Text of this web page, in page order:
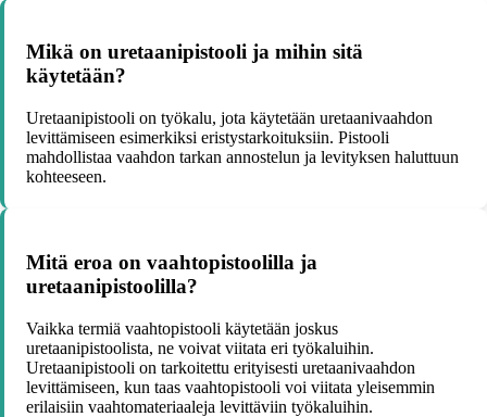
Mikä on uretaanipistooli ja mihin sitä
käytetään?
Uretaanipistooli on työkalu, jota käytetään uretaanivaahdon
levittämiseen esimerkiksi eristystarkoituksiin. Pistooli
mahdollistaa vaahdon tarkan annostelun ja levityksen haluttuun
kohteeseen.
Mitä eroa on vaahtopistoolilla ja
uretaanipistoolilla?
Vaikka termiä vaahtopistooli käytetään joskus
uretaanipistoolista, ne voivat viitata eri työkaluihin.
Uretaanipistooli on tarkoitettu erityisesti uretaanivaahdon
levittämiseen, kun taas vaahtopistooli voi viitata yleisemmin
erilaisiin vaahtomateriaaleja levittäviin työkaluihin.